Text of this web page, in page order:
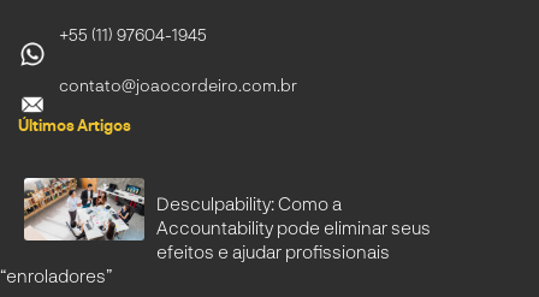
+55 (11) 97604-1945
contato@joaocordeiro.com.br
Últimos Artigos
Desculpability: Como a
Accountability pode eliminar seus
efeitos e ajudar profissionais
“enroladores”